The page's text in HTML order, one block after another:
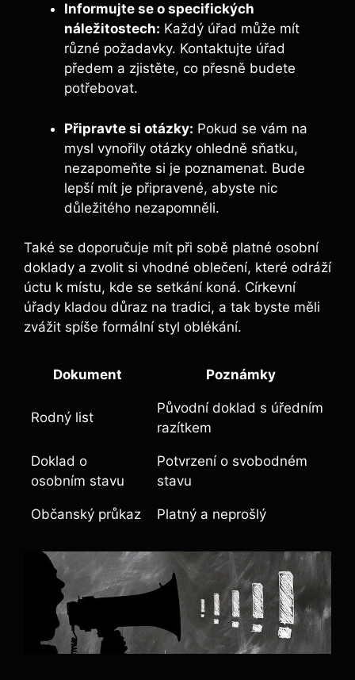
Informujte se o specifických
náležitostech: Každý úřad může mít
různé požadavky. Kontaktujte úřad
předem a zjistěte, co přesně budete
potřebovat.
Připravte si otázky: Pokud se vám na
mysl vynořily otázky ohledně sňatku,
nezapomeňte si je poznamenat. Bude
lepší mít je připravené, abyste nic
důležitého nezapomněli.
Také se doporučuje mít při sobě platné osobní
doklady a zvolit si vhodné oblečení, které odráží
úctu k místu, kde se setkání koná. Církevní
úřady kladou důraz na tradici, a tak byste měli
zvážit spíše formální styl oblékání.
Dokument Poznámky
Rodný list
Původní doklad s úředním
razítkem
Doklad o
osobním stavu
Potvrzení o svobodném
stavu
Občanský průkaz Platný a neprošlý